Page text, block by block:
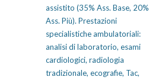
assistito (35% Ass. Base, 20%
Ass. Più). Prestazioni
specialistiche ambulatoriali:
analisi di laboratorio, esami
cardiologici, radiologia
tradizionale, ecografie, Tac,